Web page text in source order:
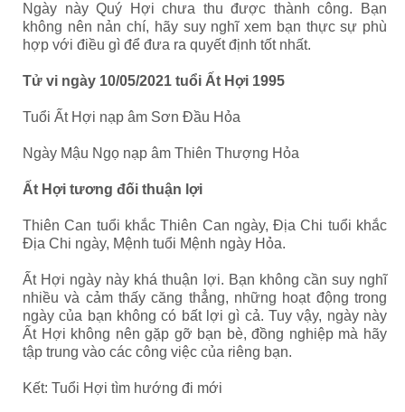
Ngày này Quý Hợi chưa thu được thành công. Bạn
không nên nản chí, hãy suy nghĩ xem bạn thực sự phù
hợp với điều gì để đưa ra quyết định tốt nhất.
Tử vi ngày 10/05/2021 tuổi Ất Hợi 1995
Tuổi Ất Hợi nạp âm Sơn Đầu Hỏa
Ngày Mậu Ngọ nạp âm Thiên Thượng Hỏa
Ất Hợi tương đối thuận lợi
Thiên Can tuổi khắc Thiên Can ngày, Địa Chi tuổi khắc
Địa Chi ngày, Mệnh tuổi Mệnh ngày Hỏa.
Ất Hợi ngày này khá thuận lợi. Bạn không cần suy nghĩ
nhiều và cảm thấy căng thẳng, những hoạt động trong
ngày của bạn không có bất lợi gì cả. Tuy vậy, ngày này
Ất Hợi không nên gặp gỡ bạn bè, đồng nghiệp mà hãy
tập trung vào các công việc của riêng bạn.
Kết: Tuổi Hợi tìm hướng đi mới